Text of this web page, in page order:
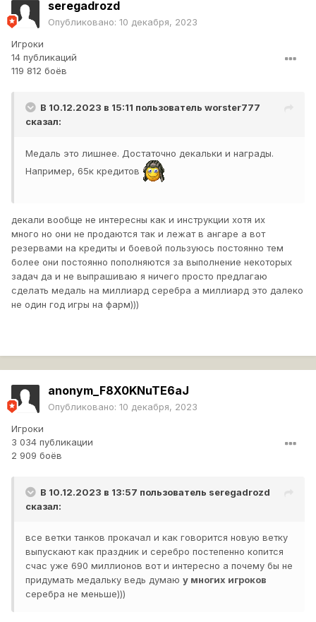
seregadrozd
Опубликовано: 10 декабря, 2023
Игроки
14 публикаций
119 812 боёв
В 10.12.2023 в 15:11 пользователь worster777
сказал:
Медаль это лишнее. Достаточно декальки и награды.
Например, 65к кредитов
декали вообще не интересны как и инструкции хотя их
много но они не продаются так и лежат в ангаре а вот
резервами на кредиты и боевой пользуюсь постоянно тем
более они постоянно пополняются за выполнение некоторых
задач да и не выпрашиваю я ничего просто предлагаю
сделать медаль на миллиард серебра а миллиард это далеко
не один год игры на фарм)))
anonym_F8X0KNuTE6aJ
Опубликовано: 10 декабря, 2023
Игроки
3 034 публикации
2 909 боёв
В 10.12.2023 в 13:57 пользователь seregadrozd
сказал:
все ветки танков прокачал и как говорится новую ветку
выпускают как праздник и серебро постепенно копится
счас уже 690 миллионов вот и интересно а почему бы не
придумать медальку ведь думаю у многих игроков
серебра не меньше)))